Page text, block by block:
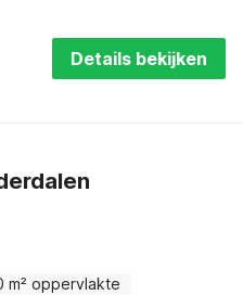
Details bekijken
m² oppervlakte